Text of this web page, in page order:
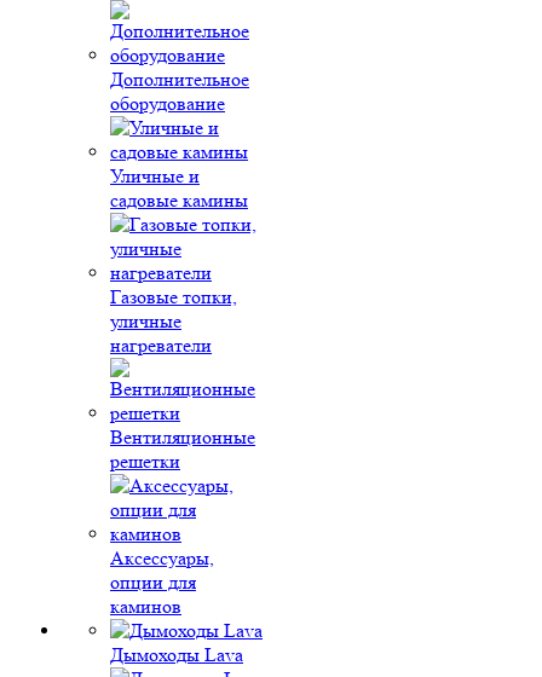
Дополнительное
оборудование
Уличные и
садовые камины
Газовые топки,
уличные
нагреватели
Вентиляционные
решетки
Аксессуары,
опции для
каминов
Дымоходы Lava